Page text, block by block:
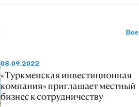
Все
08.09.2022
«Туркменская инвестиционная
компания» приглашает местный
бизнес к сотрудничеству